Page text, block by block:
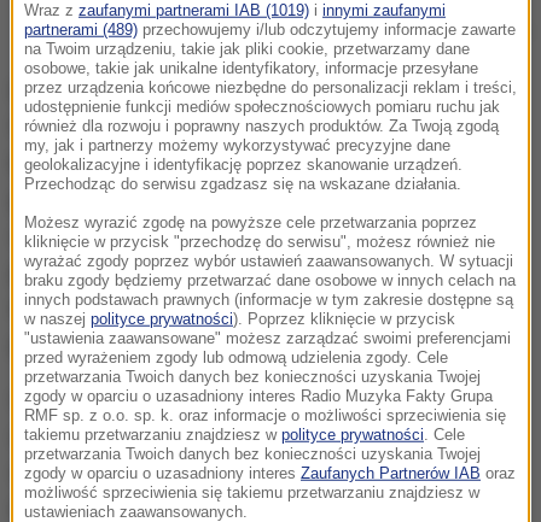
Książę William i jego żona księżna Kate
Do niedawna William i Kate byli członkami tej samej
fundacji, co książę Harry i jago amerykańska żona,
księżna Meghan. Ale po wspólnie podjętej decyzji
postanowili koordynować swą działalność
charytatywną oddzielnie. W związku z tym
potrzebują zaufanego koordynatora, który umożliwi
im płynne wykonywanie obowiązków w sferze
publicznej.
Osoba ubiegająca się o stanowisko - oprócz
umiejętności organizacyjnych - powinna
charakteryzować się wysoką dyskrecją. To jeden z
najważniejszych wymogów pracodawców. William i
Wraz z zaufanymi partnerami IAB (1019) i innymi zaufanymi
partnerami (489) przechowujemy i/lub odczytujemy informacje zawarte
na Twoim urządzeniu, takie jak pliki cookie, przetwarzamy dane
osobowe, takie jak unikalne identyfikatory, informacje przesyłane
przez urządzenia końcowe niezbędne do personalizacji reklam i treści,
udostępnienie funkcji mediów społecznościowych pomiaru ruchu jak
również dla rozwoju i poprawny naszych produktów. Za Twoją zgodą
my, jak i partnerzy możemy wykorzystywać precyzyjne dane
geolokalizacyjne i identyfikację poprzez skanowanie urządzeń.
Przechodząc do serwisu zgadzasz się na wskazane działania.
Możesz wyrazić zgodę na powyższe cele przetwarzania poprzez
kliknięcie w przycisk "przechodzę do serwisu", możesz również nie
wyrażać zgody poprzez wybór ustawień zaawansowanych. W sytuacji
braku zgody będziemy przetwarzać dane osobowe w innych celach na
innych podstawach prawnych (informacje w tym zakresie dostępne są
w naszej polityce prywatności). Poprzez kliknięcie w przycisk
"ustawienia zaawansowane" możesz zarządzać swoimi preferencjami
przed wyrażeniem zgody lub odmową udzielenia zgody. Cele
przetwarzania Twoich danych bez konieczności uzyskania Twojej
zgody w oparciu o uzasadniony interes Radio Muzyka Fakty Grupa
RMF sp. z o.o. sp. k. oraz informacje o możliwości sprzeciwienia się
takiemu przetwarzaniu znajdziesz w polityce prywatności . Cele
przetwarzania Twoich danych bez konieczności uzyskania Twojej
zgody w oparciu o uzasadniony interes Zaufanych Partnerów IAB oraz
możliwość sprzeciwienia się takiemu przetwarzaniu znajdziesz w
ustawieniach zaawansowanych.